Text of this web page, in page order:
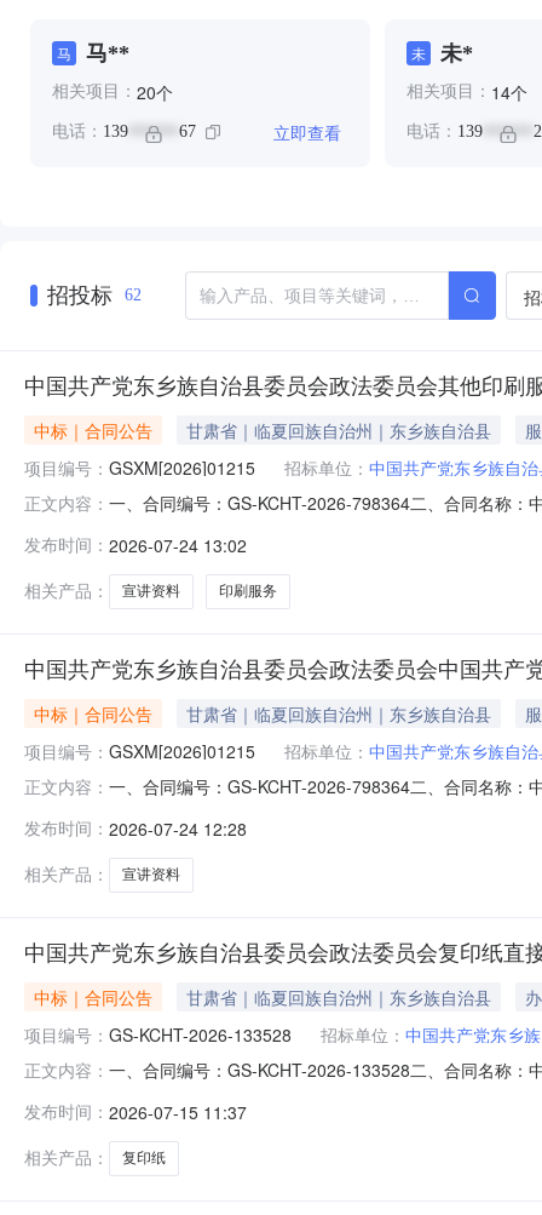
马 马**
相关项目： 20个
电话： 139 ****** 67 立即查看
未 未*
相关项目： 14个
电话： 139******
招投标 62
中国共产党东乡族自治县委员会政法委员会其他印刷
中标｜合同公告 甘肃省｜临夏回族自治州｜东乡族自治县
项目编号： GSXM[2026]01215 招标单位： 中国共产党东乡族自
正文内容： 一、合同编号：GS-KCHT-2026-798364二、合同名称
1234567供应商（乙方）：东乡族自治县胜源印刷厂地
行动宣
发布时间： 2026-07-24 13:02
相关产品：
宣讲资料 印刷服务
中国共产党东乡族自治县委员会政法委员会中国共
中标｜合同公告 甘肃省｜临夏回族自治州｜东乡族自治县
项目编号： GSXM[2026]01215 招标单位： 中国共产党东乡族自
正文内容： 一、合同编号：GS-KCHT-2026-798364二、合同名称
1234567供应商(乙方)：东乡族自治县胜源印刷厂地址：
发布时间： 2026-07-24 12:28
相关产品：
宣讲资料
中国共产党东乡族自治县委员会政法委员会复印纸直
中标｜合同公告 甘肃省｜临夏回族自治州｜东乡族自治县
项目编号： GS-KCHT-2026-133528 招标单位： 中国共产党东乡
正文内容： 一、合同编号：GS-KCHT-2026-133528二、合同名称
豪文化传媒制作中心地址：甘肃省临夏回族自治州东乡
同主要标
发布时间： 2026-07-15 11:37
相关产品：
复印纸